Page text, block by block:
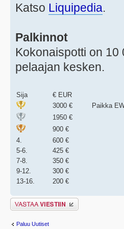
Katso Liquipedia.
Palkinnot
Kokonaispotti on
pelaajan kesken.
Sija
€ EUR
3000 €
Paikka
1950 €
900 €
4.
600 €
5-6.
425 €
7-8.
350 €
9-12.
300 €
13-16.
200 €
Lähetä vastaus
Paluu Uutiset